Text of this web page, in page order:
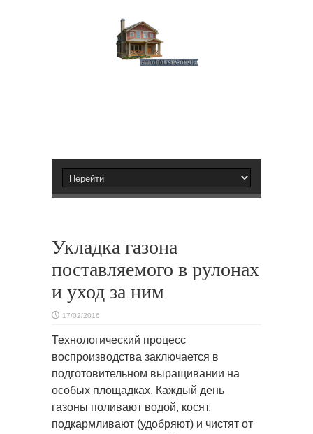
Укладка газона
поставляемого в рулонах
и уход за ним
17/02/2016
Технологический процесс
воспроизводства заключается в
подготовительном выращивании на
особых площадках. Каждый день
газоны поливают водой, косят,
подкармливают (удобряют) и чистят от